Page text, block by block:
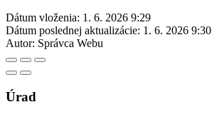
Dátum vloženia: 1. 6. 2026 9:29
Dátum poslednej aktualizácie: 1. 6. 2026 9:30
Autor: Správca Webu
Úrad